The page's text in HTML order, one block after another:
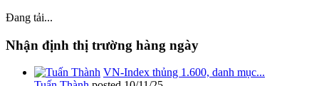
Đang tải...
Nhận định thị trường hàng ngày
VN-Index thủng 1.600, danh mục...